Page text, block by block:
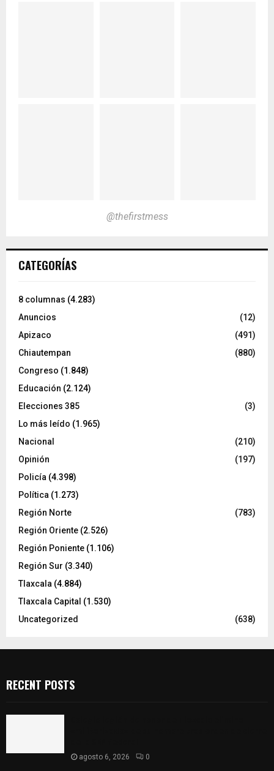
@thefirstmess
CATEGORÍAS
8 columnas (4.283)
Anuncios
(12)
Apizaco
(491)
Chiautempan
(880)
Congreso (1.848)
Educación (2.124)
Elecciones 385
(3)
Lo más leído (1.965)
Nacional
(210)
Opinión
(197)
Policía (4.398)
Política (1.273)
Región Norte
(783)
Región Oriente (2.526)
Región Poniente (1.106)
Región Sur (3.340)
Tlaxcala (4.884)
Tlaxcala Capital (1.530)
Uncategorized
(638)
RECENT POSTS
agosto 6, 2026 0